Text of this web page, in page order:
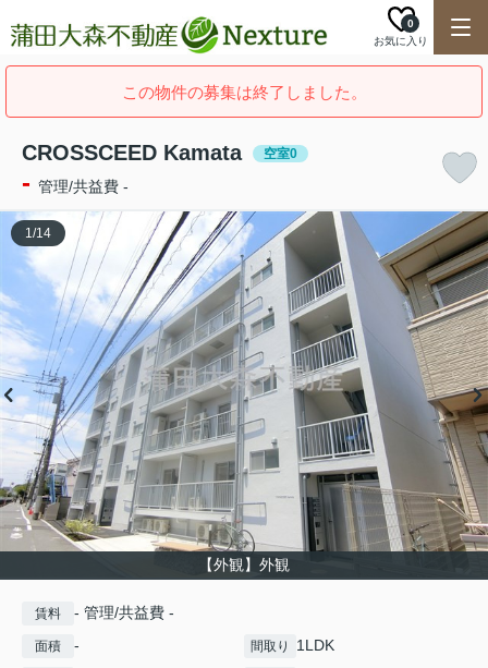
お気に入り
0
この物件の募集は終了しました。
CROSSCEED Kamata 空室0
- 管理/共益費 -
【外観】外観
1/14
賃料 - 管理/共益費 -
面積 - 間取り 1LDK